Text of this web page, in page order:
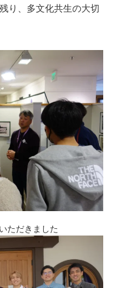
り、多文化共生の大切
ただきました